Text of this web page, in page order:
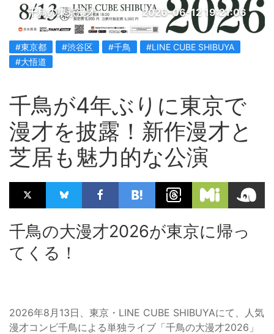
千鳥の東京漫才 2026-06-12 19:21:06
#東京都 #渋谷区 #千鳥
#LINE CUBE SHIBUYA
#大悟道
千鳥が4年ぶりに東京で
漫才を披露！新作漫才と
芝居も魅力的な公演
千鳥の大漫才2026が東京に帰っ
てくる！
2026年8月13日、東京・LINE CUBE SHIBUYAにて、人気
漫才コンビ千鳥による単独ライブ「千鳥の大漫才2026」